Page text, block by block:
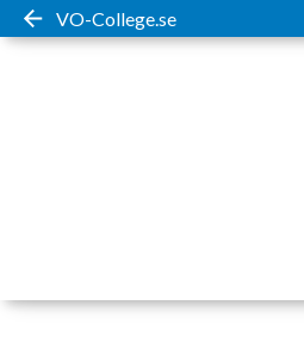
VO-College.se